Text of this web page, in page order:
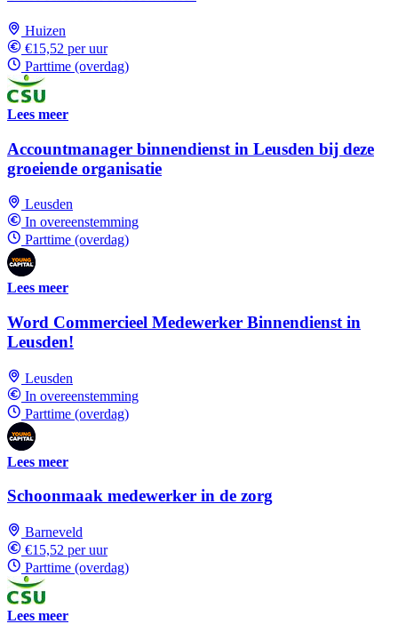
Huizen
€15,52 per uur
Parttime (overdag)
Lees meer
Accountmanager binnendienst in Leusden bij deze
groeiende organisatie
Leusden
In overeenstemming
Parttime (overdag)
Lees meer
Word Commercieel Medewerker Binnendienst in
Leusden!
Leusden
In overeenstemming
Parttime (overdag)
Lees meer
Schoonmaak medewerker in de zorg
Barneveld
€15,52 per uur
Parttime (overdag)
Lees meer